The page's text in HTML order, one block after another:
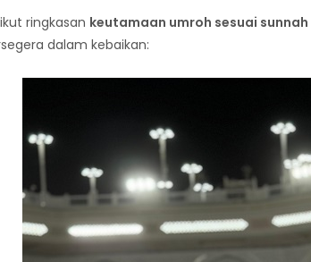
ringkasan keutamaan umroh sesuai sunnah
dalam kebaikan: